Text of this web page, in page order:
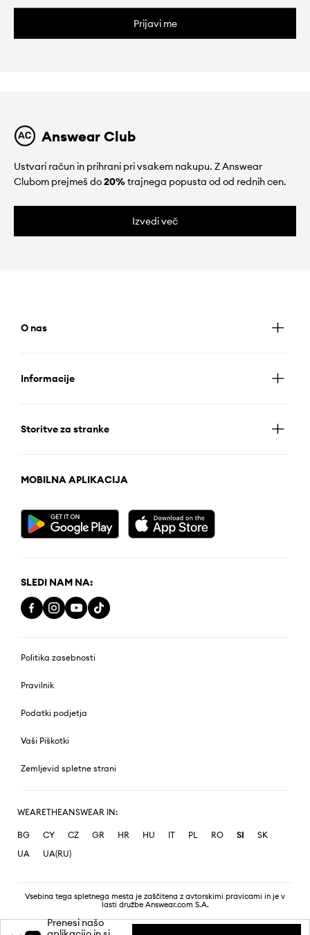
Prijavi me
Answear Club
Ustvari račun in prihrani pri vsakem nakupu. Z Answear
Clubom prejmeš do20%trajnega popusta od od rednih cen.
Izvedi več
O nas
Informacije
Storitve za stranke
MOBILNA APLIKACIJA
SLEDI NAM NA:
Politika zasebnosti
Pravilnik
Podatki podjetja
Vaši Piškotki
Zemljevid spletne strani
WEARETHEANSWEAR IN:
BG CY CZ GR HR HU IT PL RO SI
SK
UA
UA(RU)
Vsebina tega spletnega mesta je zaščitena z avtorskimi pravicami in je v
lasti družbe Answear.com S.A.
Prenesi našo